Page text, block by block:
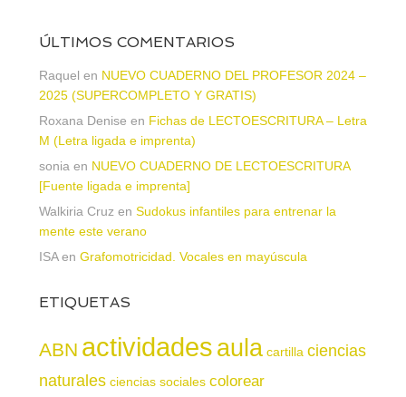
ÚLTIMOS COMENTARIOS
Raquel en NUEVO CUADERNO DEL PROFESOR 2024 –
2025 (SUPERCOMPLETO Y GRATIS)
Roxana Denise en Fichas de LECTOESCRITURA – Letra
M (Letra ligada e imprenta)
sonia en NUEVO CUADERNO DE LECTOESCRITURA
[Fuente ligada e imprenta]
Walkiria Cruz en Sudokus infantiles para entrenar la
mente este verano
ISAen Grafomotricidad. Vocales en mayúscula
ETIQUETAS
ABN actividadesaula cartilla ciencias
naturales ciencias sociales colorear